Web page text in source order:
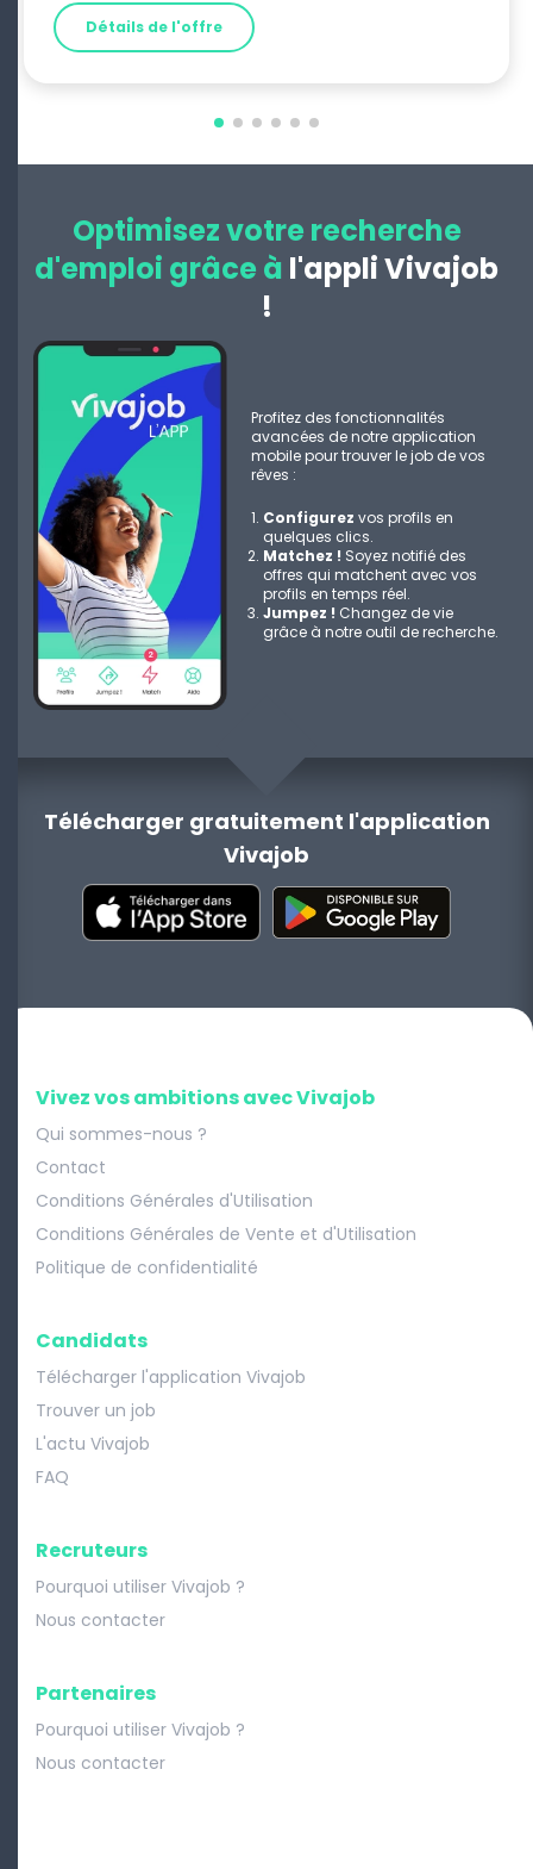
Détails de l'offre
Optimisez votre recherche
d'emploi grâce à l'appli Vivajob
!
Profitez des fonctionnalités
avancées de notre application
mobile pour trouver le job de vos
rêves :
Configurez vos profils en
quelques clics.
Matchez ! Soyez notifié des
offres qui matchent avec vos
profils en temps réel.
Jumpez ! Changez de vie
grâce à notre outil de recherche.
Télécharger gratuitement l'application
Vivajob
Vivez vos ambitions avec Vivajob
Qui sommes-nous ?
Contact
Conditions Générales d'Utilisation
Conditions Générales de Vente et d'Utilisation
Politique de confidentialité
Candidats
Télécharger l'application Vivajob
Trouver un job
L'actu Vivajob
FAQ
Recruteurs
Pourquoi utiliser Vivajob ?
Nous contacter
Partenaires
Pourquoi utiliser Vivajob ?
Nous contacter